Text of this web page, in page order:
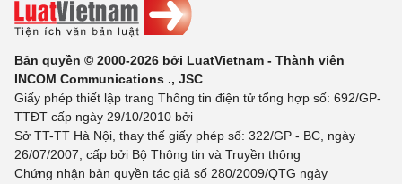
Bản quyền © 2000-2026 bởi LuatVietnam - Thành viên
INCOM Communications ., JSC
Giấy phép thiết lập trang Thông tin điện tử tổng hợp số: 692/GP-
TTĐT cấp ngày 29/10/2010 bởi
Sở TT-TT Hà Nội, thay thế giấy phép số: 322/GP - BC, ngày
26/07/2007, cấp bởi Bộ Thông tin và Truyền thông
Chứng nhận bản quyền tác giả số 280/2009/QTG ngày